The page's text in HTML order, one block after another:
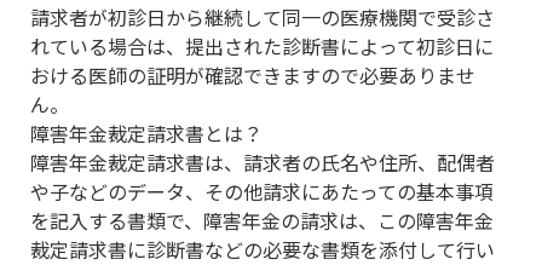
請求者が初診日から継続して同一の医療機関で受診さ
れている場合は、提出された診断書によって初診日に
おける医師の証明が確認できますので必要ありませ
ん。
障害年金裁定請求書とは？
障害年金裁定請求書は、請求者の氏名や住所、配偶者
や子などのデータ、その他請求にあたっての基本事項
を記入する書類で、障害年金の請求は、この障害年金
裁定請求書に診断書などの必要な書類を添付して行い